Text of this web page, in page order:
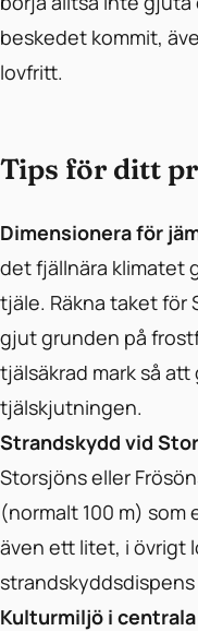
beskedet kommit,
lovfritt.
Tips för ditt
Dimensionera för
det fjällnära klimatet
tjäle. Räkna taket för
gjut grunden på
tjälsäkrad mark så
tjälskjutningen.
Strandskydd vid
Storsjöns eller
(normalt 100 m) som
även ett litet, i övrigt
Kulturmiljö i